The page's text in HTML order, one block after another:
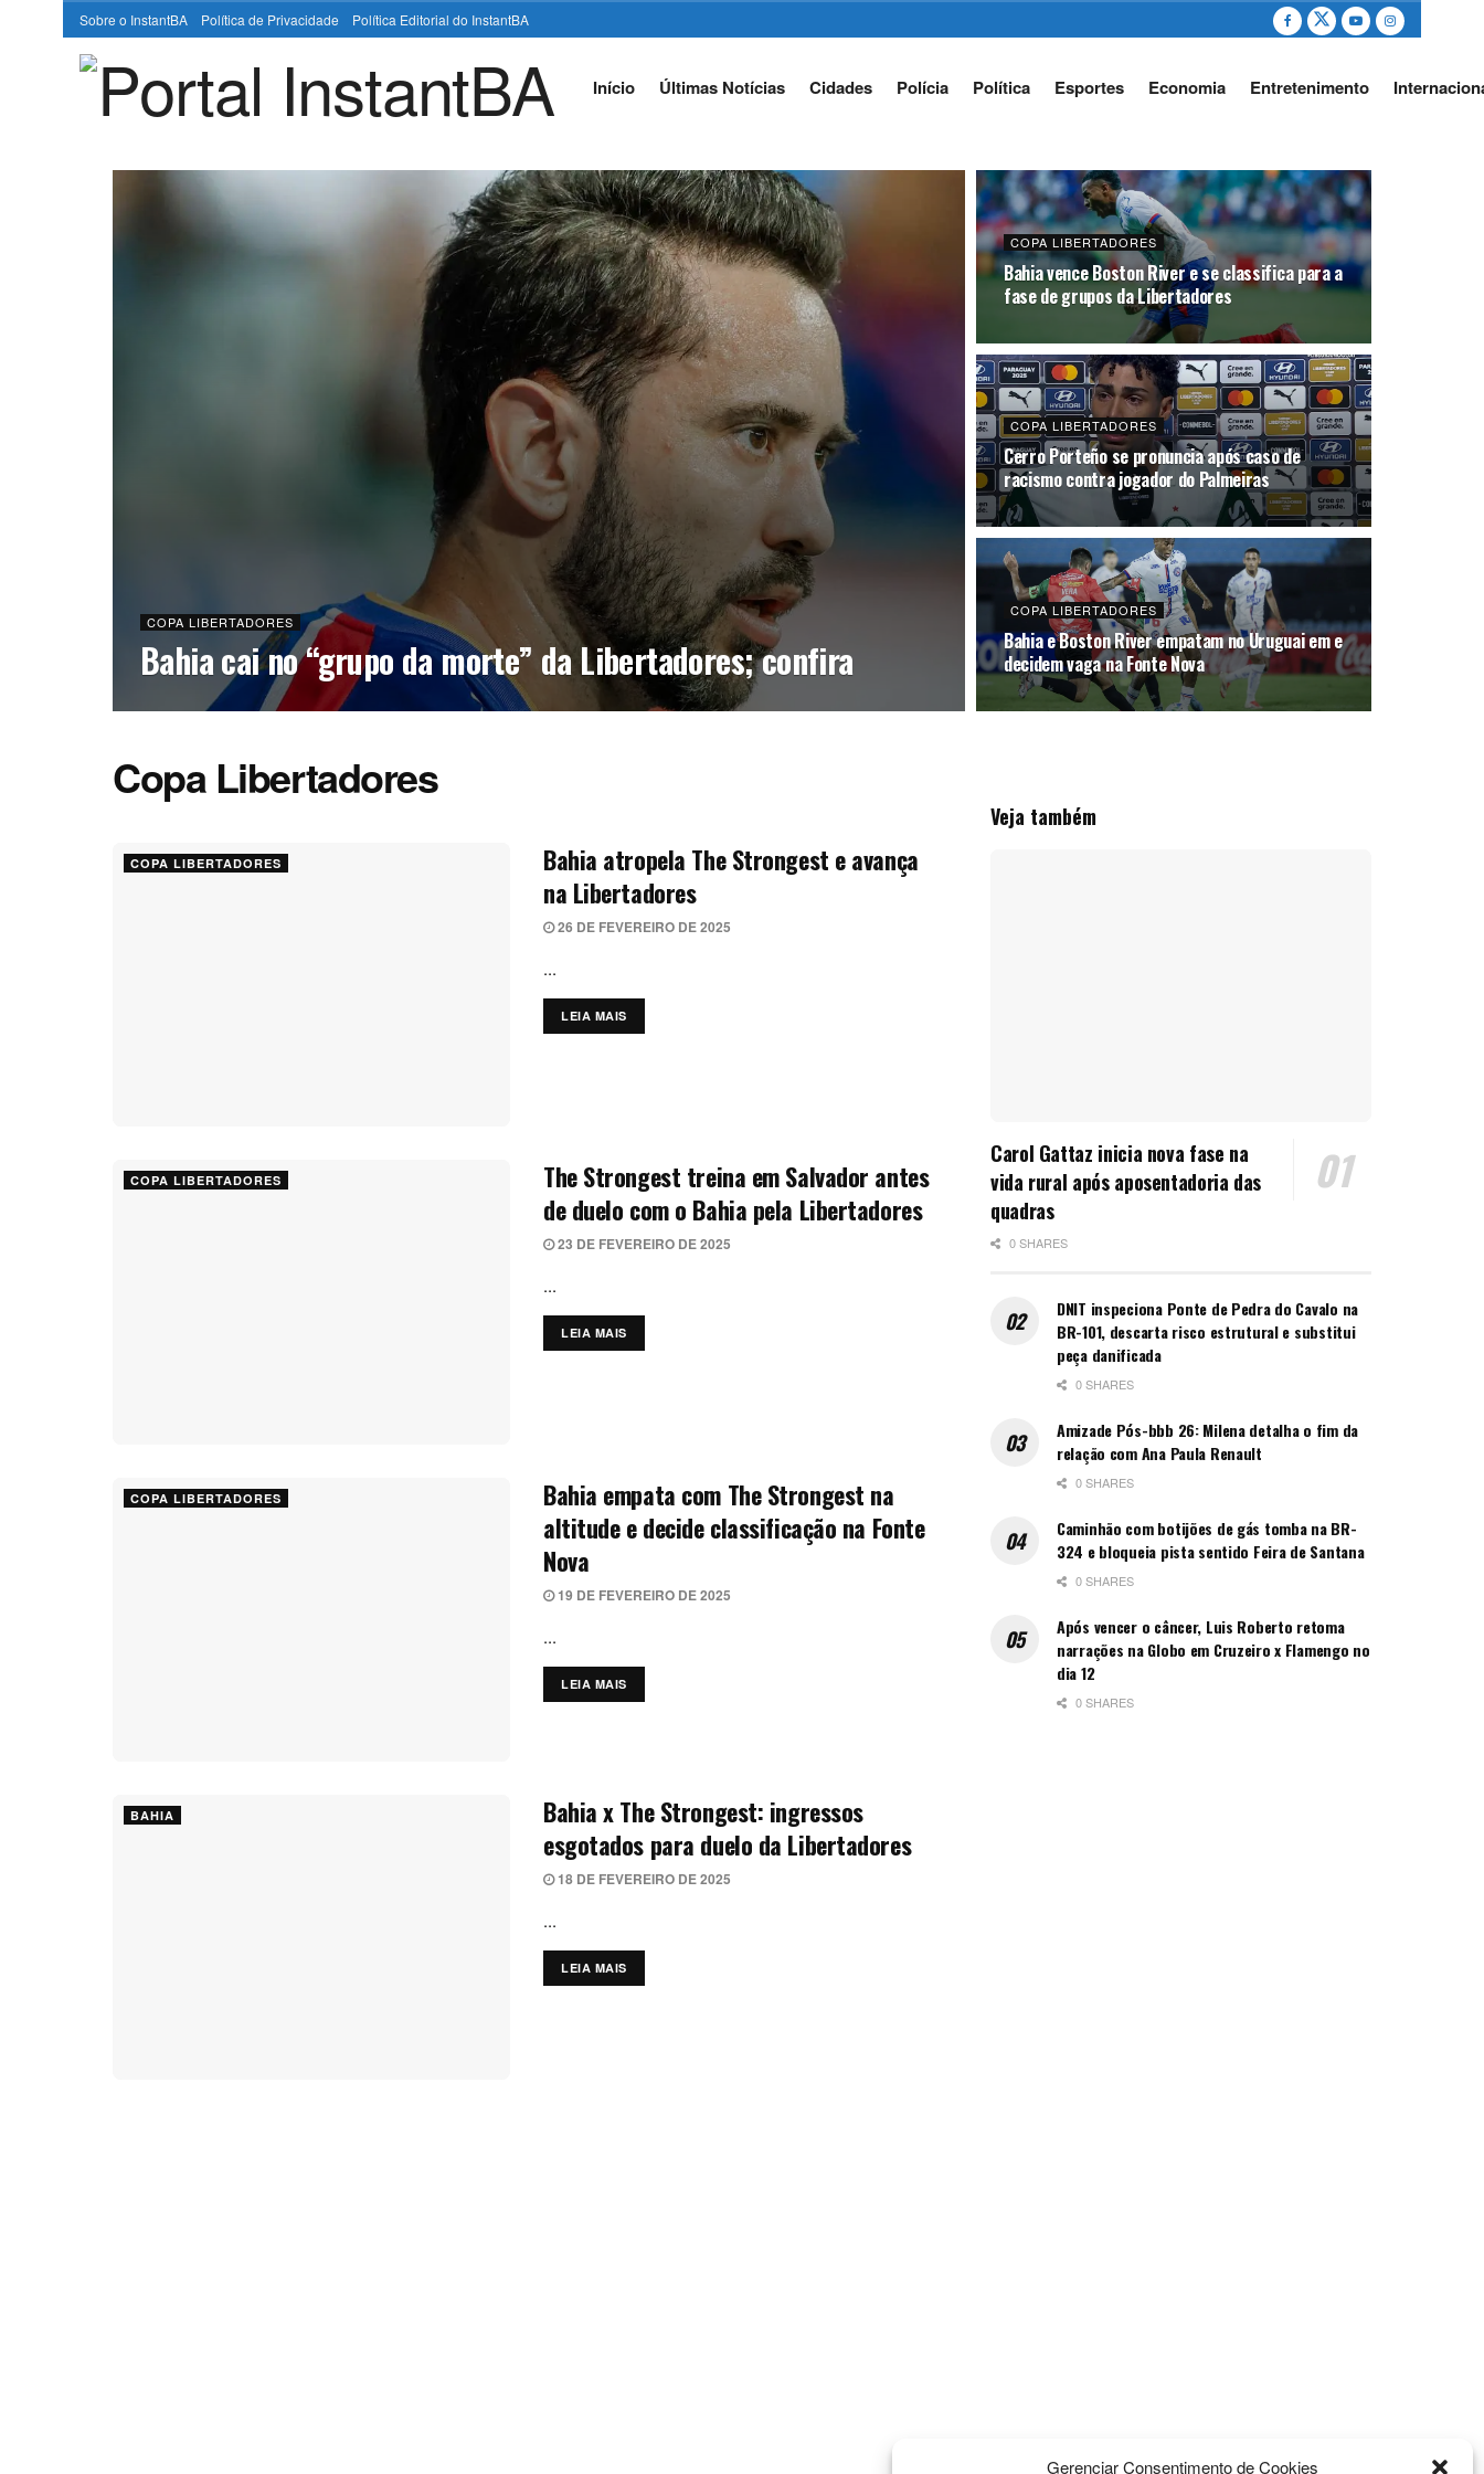
Gerenciar Consentimento de Cookies
Sobre o InstantBA Política de Privacidade Política Editorial do InstantBA
Início Últimas Notícias Cidades Polícia Política Esportes Economia Entretenimento
COPA LIBERTADORES
Bahia cai no “grupo da morte” da Libertadores; confira
COPA LIBERTADORES
Bahia vence Boston River e se classifica para a
fase de grupos da Libertadores
COPA LIBERTADORES
Cerro Porteño se pronuncia após caso de
racismo contra jogador do Palmeiras
COPA LIBERTADORES
Bahia e Boston River empatam no Uruguai em e
decidem vaga na Fonte Nova
Copa Libertadores
COPA LIBERTADORES
Bahia atropela The Strongest e avança
na Libertadores
26 DE FEVEREIRO DE 2025
...
LEIA MAIS
COPA LIBERTADORES
The Strongest treina em Salvador antes
de duelo com o Bahia pela Libertadores
23 DE FEVEREIRO DE 2025
...
LEIA MAIS
COPA LIBERTADORES
Bahia empata com The Strongest na
altitude e decide classificação na Fonte
Nova
19 DE FEVEREIRO DE 2025
...
LEIA MAIS
BAHIA
Bahia x The Strongest: ingressos
esgotados para duelo da Libertadores
18 DE FEVEREIRO DE 2025
...
LEIA MAIS
Veja também
Carol Gattaz inicia nova fase na
vida rural após aposentadoria das
quadras
0 SHARES
DNIT inspeciona Ponte de Pedra do Cavalo na
BR-101, descarta risco estrutural e substitui
peça danificada
0 SHARES
Amizade Pós-bbb 26: Milena detalha o fim da
relação com Ana Paula Renault
0 SHARES
Caminhão com botijões de gás tomba na BR-
324 e bloqueia pista sentido Feira de Santana
0 SHARES
Após vencer o câncer, Luis Roberto retoma
narrações na Globo em Cruzeiro x Flamengo no
dia 12
0 SHARES